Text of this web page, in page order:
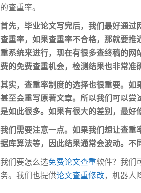
的查重率。
首先，毕业论文写完后，我们最好通
查重率，如果查重率不合格，那就要推
重系统来进行，现在有很多查终稿的网
费的免费查重机会，检测结果也非常准
其实， 查重率制度的选择也很重要。如
甚至会重写原著文章。所以我们可以尝
是如此很多。如果有很大的差别，最好
我们需要注意一点。如果我们想让查
据库算法等，因此结果通常会波动。不
我们要怎么选免费论文查重软件？我们
务。我们也提供论文查重修改，机器人